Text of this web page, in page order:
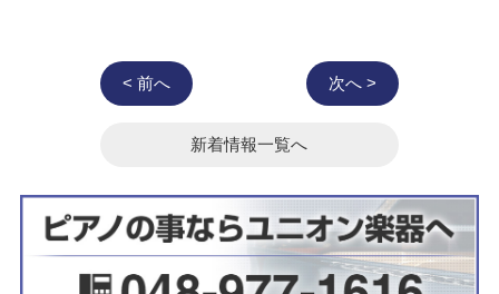
< 前へ 次へ >
新着情報一覧へ